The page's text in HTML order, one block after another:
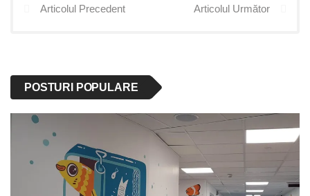
Articolul Precedent Articolul Următor
POSTURI POPULARE